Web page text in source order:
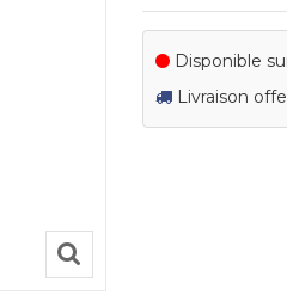
Disponible
Livraison